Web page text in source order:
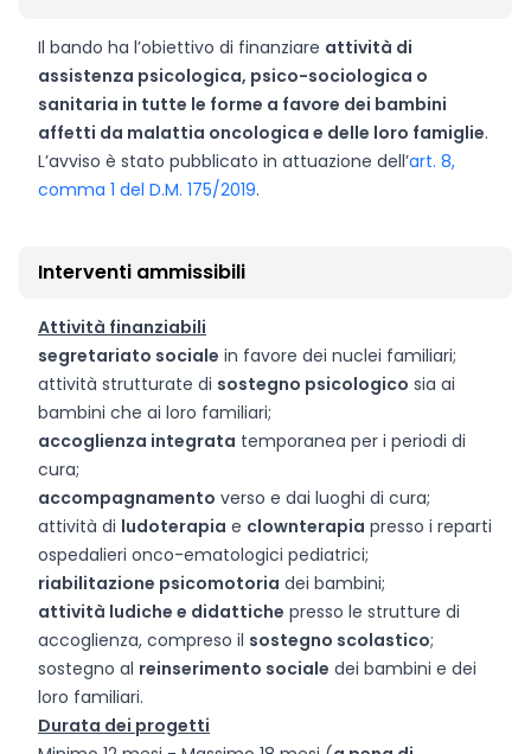
Il bando ha l’obiettivo di finanziare attività di
assistenza psicologica, psico-sociologica o
sanitaria in tutte le forme a favore dei bambini
affetti da malattia oncologica e delle loro famiglie.
L’avviso è stato pubblicato in attuazione dell’art. 8,
comma 1 del D.M. 175/2019.
Interventi ammissibili
Attività finanziabili
segretariato sociale in favore dei nuclei familiari;
attività strutturate di sostegno psicologico sia ai
bambini che ai loro familiari;
accoglienza integrata temporanea per i periodi di
cura;
accompagnamento verso e dai luoghi di cura;
attività di ludoterapia e clownterapia presso i reparti
ospedalieri onco-ematologici pediatrici;
riabilitazione psicomotoria dei bambini;
attività ludiche e didattiche presso le strutture di
accoglienza, compreso il sostegno scolastico;
sostegno al reinserimento sociale dei bambini e dei
loro familiari.
Durata dei progetti